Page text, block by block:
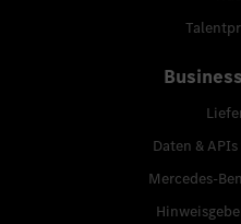
Daten &
Mercedes-